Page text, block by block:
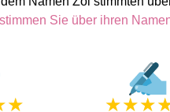
stimmen Sie über ihren
★ ★★★